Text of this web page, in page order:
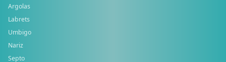
Argolas
Labrets
Umbigo
Nariz
Septo